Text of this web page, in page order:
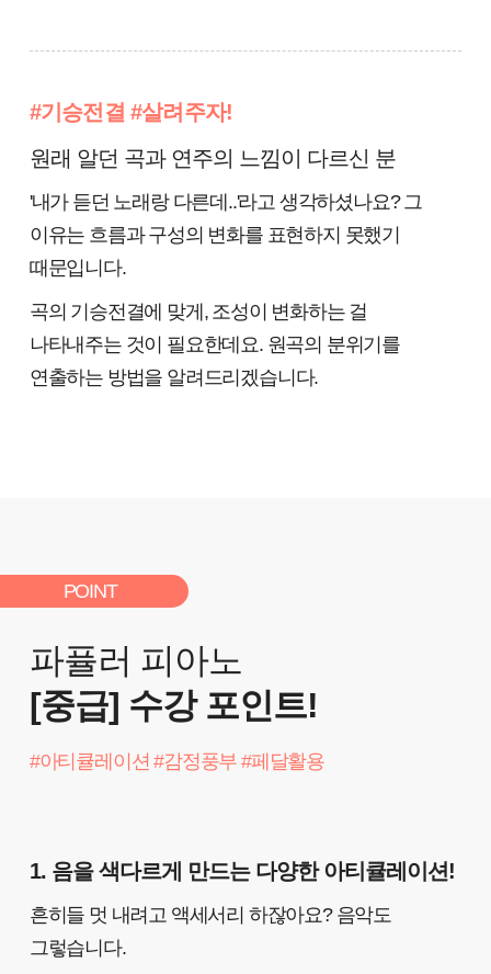
#기승전결 #살려주자!
원래 알던 곡과 연주의 느낌이 다르신 분
'내가 듣던 노래랑 다른데..'라고 생각하셨나요? 그
이유는 흐름과 구성의 변화를 표현하지 못했기
때문입니다.
곡의 기승전결에 맞게, 조성이 변화하는 걸
나타내주는 것이 필요한데요. 원곡의 분위기를
연출하는 방법을 알려드리겠습니다.
POINT
파퓰러 피아노
[중급] 수강 포인트!
#아티큘레이션 #감정풍부 #페달활용
1. 음을 색다르게 만드는 다양한 아티큘레이션!
흔히들 멋 내려고 액세서리 하잖아요? 음악도
그렇습니다.